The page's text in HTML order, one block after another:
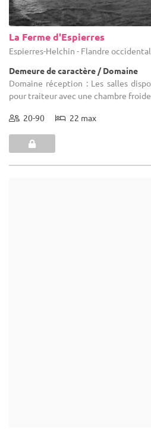
La Ferme d'Espierres
Espierres-Helchin - Flandre
Demeure de caractère / Domaine
Domaine réception : Les salles
pour traiteur avec une chambre
20-90 22 max
mariages, vin d'honneur,